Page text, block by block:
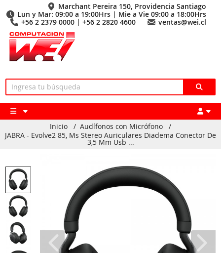
Marchant Pereira 150, Providencia Santiago
Lun y Mar: 09:00 a 19:00Hrs | Mie a Vie 09:00 a 18:00Hrs
+56 2 2379 0000 | +56 2 2820 4600
ventas@wei.cl
Inicio / Audífonos con Micrófono
/
JABRA - Evolve2 85, Ms Stereo Auriculares Diadema Conector De
3,5 Mm Usb ...